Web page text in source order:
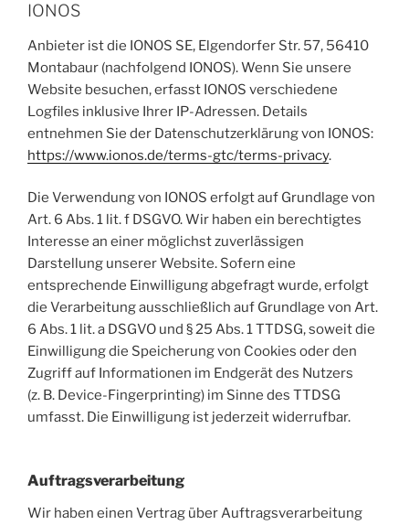
IONOS
Anbieter ist die IONOS SE, Elgendorfer Str. 57, 56410
Montabaur (nachfolgend IONOS). Wenn Sie unsere
Website besuchen, erfasst IONOS verschiedene
Logfiles inklusive Ihrer IP-Adressen. Details
entnehmen Sie der Datenschutzerklärung von IONOS:
https://www.ionos.de/terms-gtc/terms-privacy.
Die Verwendung von IONOS erfolgt auf Grundlage von
Art. 6 Abs. 1 lit. f DSGVO. Wir haben ein berechtigtes
Interesse an einer möglichst zuverlässigen
Darstellung unserer Website. Sofern eine
entsprechende Einwilligung abgefragt wurde, erfolgt
die Verarbeitung ausschließlich auf Grundlage von Art.
6 Abs. 1 lit. a DSGVO und § 25 Abs. 1 TTDSG, soweit die
Einwilligung die Speicherung von Cookies oder den
Zugriff auf Informationen im Endgerät des Nutzers
(z. B. Device-Fingerprinting) im Sinne des TTDSG
umfasst. Die Einwilligung ist jederzeit widerrufbar.
Auftragsverarbeitung
Wir haben einen Vertrag über Auftragsverarbeitung